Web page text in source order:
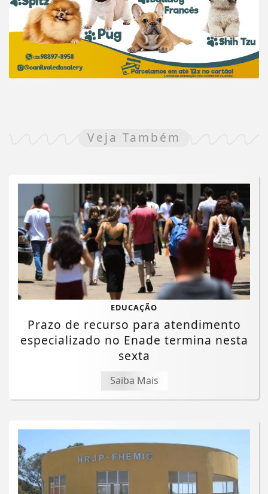
Veja Também
EDUCAÇÃO
Prazo de recurso para atendimento
especializado no Enade termina nesta
sexta
Saiba Mais